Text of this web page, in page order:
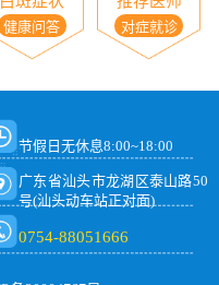
健康问答 对症就诊
节假日无休息8:00~18:00
广东省汕头市龙湖区泰山路50
号(汕头动车站正对面)
0754-88051666